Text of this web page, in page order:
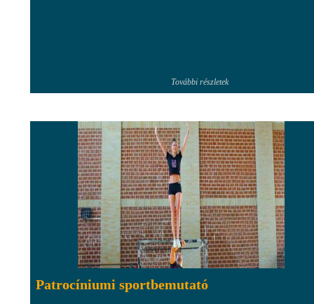
További részletek
Patrocíniumi sportbemutató